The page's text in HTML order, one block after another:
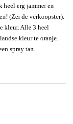
heel erg jammer en
(Zei de verkoopster).
kleur. Alle 3 heel
kleur te oranje.
spray tan.